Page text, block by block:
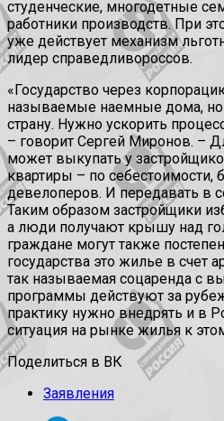
студенческие, многодетные
работники производств. При
уже действует механизм
лидер справедливороссов.
«Государство через
называемые наемные дома,
страну. Нужно ускорить
– говорит Сергей Миронов. –
может выкупать у
квартиры – по себестоимости,
девелоперов. И передавать в
Таким образом застройщики
а люди получают крышу над
граждане могут также
государства это жилье в счет
так называемая соцаренда с
программы действуют за
практику нужно внедрять и в
ситуация на рынке жилья к
Поделиться в ВК
Заявления